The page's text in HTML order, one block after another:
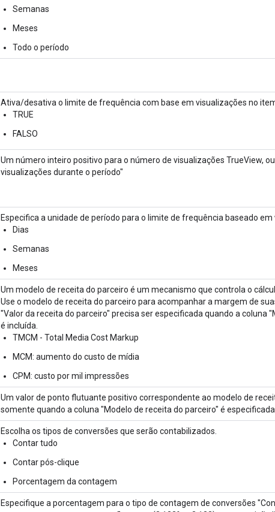
Semanas
Meses
Todo o período
Ativa/desativa o limite de frequência com base em visualizações no
TRUE
FALSO
Um número inteiro positivo para o número de visualizações TrueView,
visualizações durante o período"
Especifica a unidade de período para o limite de frequência baseado em
Dias
Semanas
Meses
Um modelo de receita do parceiro é um mecanismo que controla o
Use o modelo de receita do parceiro para acompanhar a margem de
"Valor da receita do parceiro" precisa ser especificada quando a coluna
é incluída.
TMCM - Total Media Cost Markup
MCM: aumento do custo de mídia
CPM: custo por mil impressões
Um valor de ponto flutuante positivo correspondente ao modelo de
somente quando a coluna "Modelo de receita do parceiro" é especificada.
Escolha os tipos de conversões que serão contabilizados.
Contar tudo
Contar pós-clique
Porcentagem da contagem
Especifique a porcentagem para o tipo de contagem de conversões